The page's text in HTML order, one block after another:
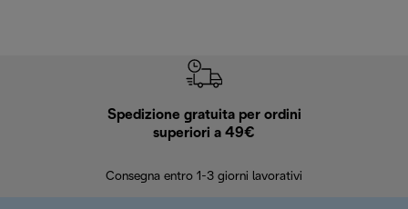
Spedizione gratuita per ordini
superiori a 49€
Consegna entro 1-3 giorni lavorativi